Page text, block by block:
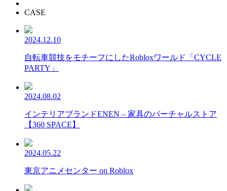
CASE
2024.12.10
自転車競技をモチーフにしたRobloxワールド「CYCLE
PARTY」
2024.08.02
インテリアブランドENEN – 家具のバーチャルストア
【360 SPACE】
2024.05.22
東京アニメセンター on Roblox